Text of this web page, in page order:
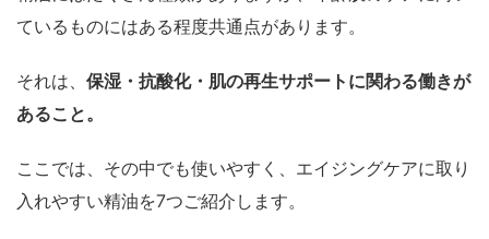
ているものにはある程度共通点があります。
それは、 保湿・抗酸化・肌の再生サポートに関わる働きが
あること。
ここでは、その中でも使いやすく、エイジングケアに取り
入れやすい精油を7つご紹介します。